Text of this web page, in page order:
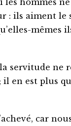
les hommes
: ils aiment le
mêmes
servitude ne
il en est plus
car